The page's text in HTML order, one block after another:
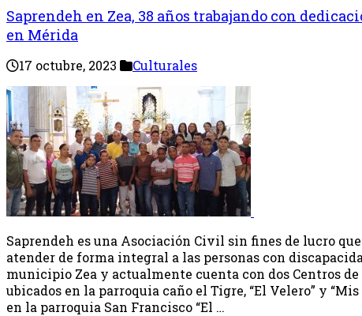
Saprendeh en Zea, 38 años trabajando con
en Mérida
17 octubre, 2023 Culturales
Saprendeh es una Asociación Civil sin fines de lucro
atender de forma integral a las personas con
municipio Zea y actualmente cuenta con dos Centros
ubicados en la parroquia caño el Tigre, “El Velero” y
en la parroquia San Francisco “El …